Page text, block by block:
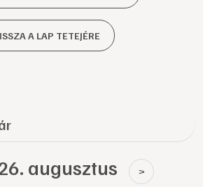
A LAP TETEJÉRE
augusztus >